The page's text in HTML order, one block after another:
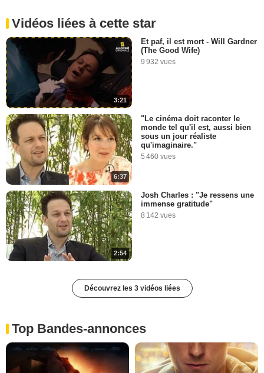
Vidéos liées à cette star
3:21
Et paf, il est mort - Will Gardner
(The Good Wife)
9 932 vues
6:37
"Le cinéma doit raconter le
monde tel qu'il est, aussi bien
sous un jour réaliste
qu'imaginaire."
5 460 vues
2:54
Josh Charles : "Je ressens une
immense gratitude"
8 142 vues
Découvrez les 3 vidéos liées
Top Bandes-annonces